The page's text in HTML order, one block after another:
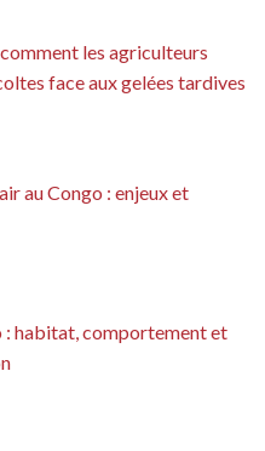
les agriculteurs
face aux gelées tardives
au Congo : enjeux et
: habitat, comportement et